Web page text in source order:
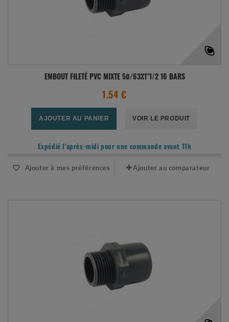
EMBOUT FILETÉ PVC MIXTE 50/63X1"1/2 16 BARS
1.54 €
AJOUTER AU PANIER VOIR LE PRODUIT
Expédié l'après-midi pour une commande avant 11h
Ajouter à mes préférences Ajouter au comparateur